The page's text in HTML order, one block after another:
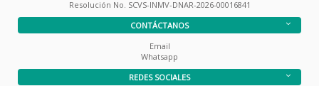
Resolución No. SCVS-INMV-DNAR-2026-00016841
CONTÁCTANOS
Email
Whatsapp
REDES SOCIALES